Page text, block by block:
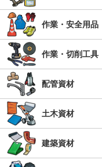
作業・安全用品
作業・切削工具
配管資材
土木資材
建築資材